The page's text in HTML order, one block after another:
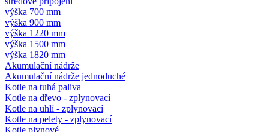
výška 700 mm
výška 900 mm
výška 1220 mm
výška 1500 mm
výška 1820 mm
Akumulační nádrže
Akumulační nádrže jednoduché
Kotle na tuhá paliva
Kotle na dřevo - zplynovací
Kotle na uhlí - zplynovací
Kotle na pelety - zplynovací